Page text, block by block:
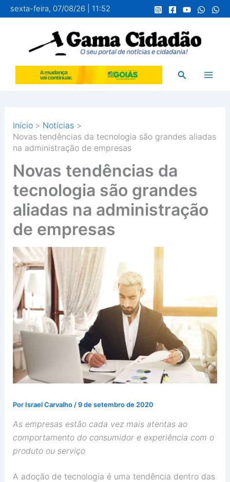
para
conteúdo
sexta-feira, 07/08/26 | 11:52
Pesquisar
Início
Notícias
Novas tendências da tecnologia são grandes aliadas
na administração de empresas
Novas tendências da
tecnologia são grandes
aliadas na administração
de empresas
Por Israel Carvalho /9 de setembro de 2020
As empresas estão cada vez mais atentas ao
comportamento do consumidor e experiência com o
produto ou serviço
A adoção de tecnologia é uma tendência dentro das